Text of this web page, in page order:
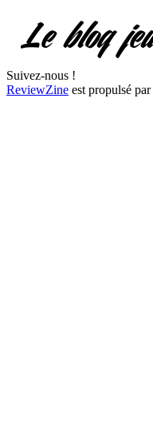
Suivez-nous !
ReviewZine est propulsé par